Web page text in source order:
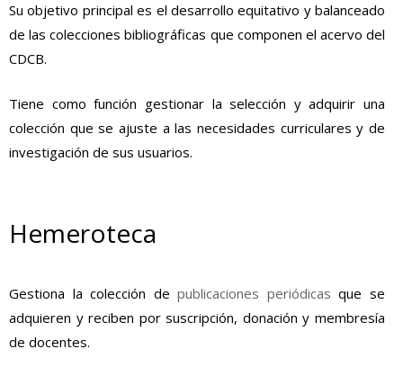
Su objetivo principal es el desarrollo equitativo y balanceado
de las colecciones bibliográficas que componen el acervo del
CDCB.
Tiene como función gestionar la selección y adquirir una
colección que se ajuste a las necesidades curriculares y de
investigación de sus usuarios.
Hemeroteca
Gestiona la colección depublicaciones periódicas que se
adquieren y reciben por suscripción, donación y membresía
de docentes.